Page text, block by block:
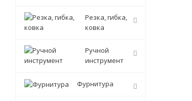
Резка, гибка,
ковка
Ручной
инструмент
Фурнитура